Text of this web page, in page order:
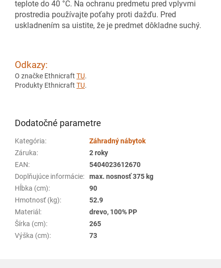
teplote do 40 °C. Na ochranu predmetu pred vplyvmi
prostredia používajte poťahy proti dažďu. Pred
uskladnením sa uistite, že je predmet dôkladne suchý.
Odkazy:
O značke Ethnicraft TU.
Produkty Ethnicraft TU.
Dodatočné parametre
Kategória:
Záhradný nábytok
Záruka:
2 roky
EAN:
5404023612670
Doplňujúce informácie:
max. nosnosť 375 kg
Hĺbka (cm):
90
Hmotnosť (kg):
52.9
Materiál :
drevo, 100% PP
Šírka (cm):
265
Výška (cm): 73